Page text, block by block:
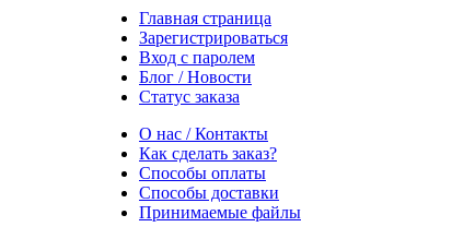
Главная страница
Зарегистрироваться
Вход с паролем
Блог / Новости
Статус заказа
О нас / Контакты
Как сделать заказ?
Способы оплаты
Способы доставки
Принимаемые файлы